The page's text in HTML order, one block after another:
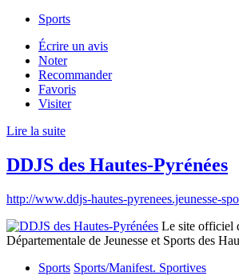
Sports
Écrire un avis
Noter
Recommander
Favoris
Visiter
Lire la suite
DDJS des Hautes-Pyrénées
http://www.ddjs-hautes-pyrenees.jeunesse-
Le site officiel
Départementale de Jeunesse et Sports des
Sports Sports/Manifest. Sportives